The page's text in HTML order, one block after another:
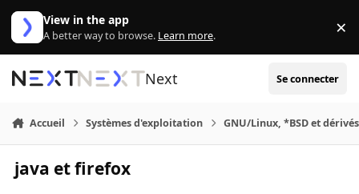
Aller au contenu
View in the app
A better way to browse. Learn more. ×
Next Se connecter
Accueil Systèmes d'exploitation GNU/Linux, *BSD et
java et firefox